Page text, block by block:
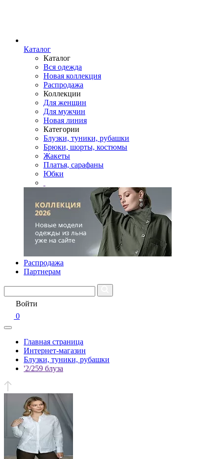
Каталог
Каталог
Вся одежда
Новая коллекция
Распродажа
Коллекции
Для женщин
Для мужчин
Новая линия
Категории
Блузки, туники, рубашки
Брюки, шорты, костюмы
Жакеты
Платья, сарафаны
Юбки
Распродажа
Партнерам
Войти
0
Главная страница
Интернет-магазин
Блузки, туники, рубашки
'2/259 блуза